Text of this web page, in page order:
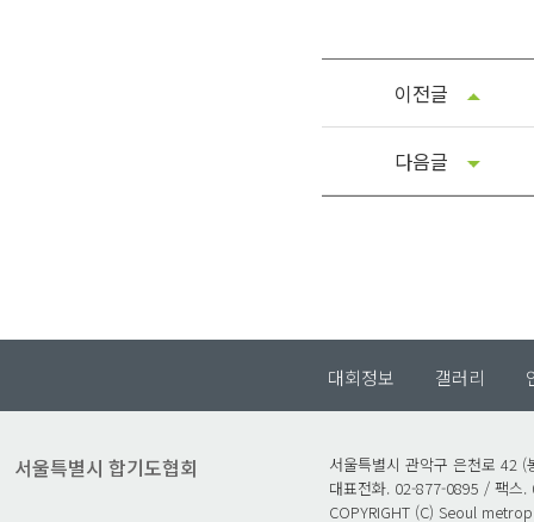
이전글
다음글
대회정보 갤러리
서울특별시 합기도협회
서울특별시 관악구 은천로 42
대표전화. 02-877-0895 / 팩스.
COPYRIGHT (C) Seoul